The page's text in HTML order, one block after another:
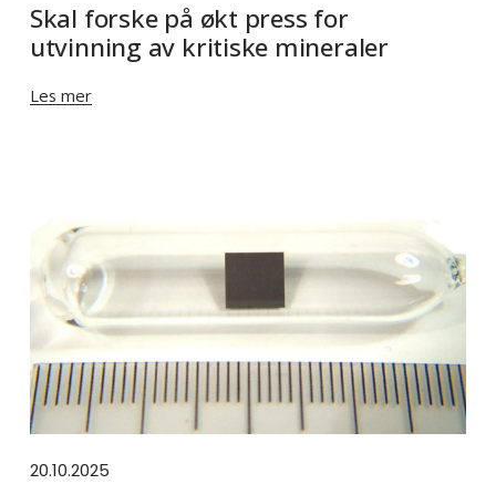
Skal forske på økt press for
utvinning av kritiske mineraler
Les mer
20.10.2025